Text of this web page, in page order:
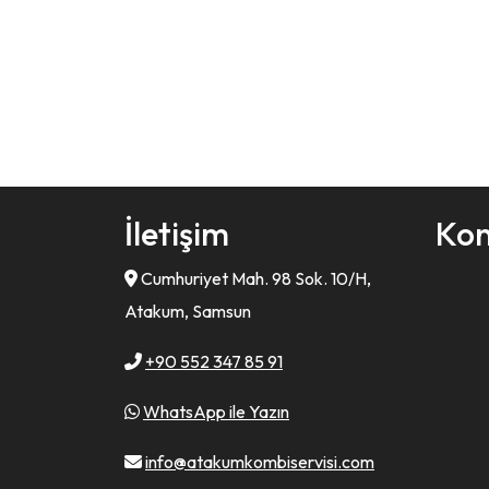
İletişim
Cumhuriyet Mah. 98 Sok. 10/H,
Atakum, Samsun
+90 552 347 85 91
WhatsApp ile Yazın
info@atakumkombiservisi.com